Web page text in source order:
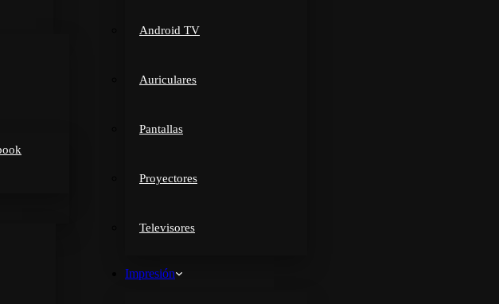
Android TV
Auriculares
Pantallas
Proyectores
Televisores
Impresión